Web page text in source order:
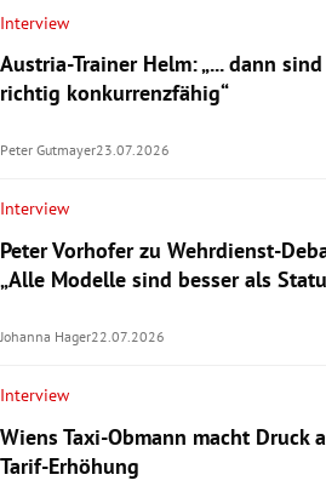
Interview
Austria-Trainer Helm: „... dann
richtig konkurrenzfähig“
Peter Gutmayer23.07.2026
Interview
Peter Vorhofer zu Wehrdienst-
„Alle Modelle sind besser als
Johanna Hager22.07.2026
Interview
Wiens Taxi-Obmann macht Druck
Tarif-Erhöhung